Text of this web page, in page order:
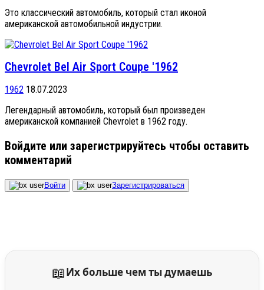
Это классический автомобиль, который стал иконой
американской автомобильной индустрии.
Chevrolet Bel Air Sport Coupe '1962
1962 18.07.2023
Легендарный автомобиль, который был произведен
американской компанией Chevrolet в 1962 году.
Войдите или зарегистрируйтесь чтобы оставить
комментарий
Войти Зарегистрироваться
📖Их больше чем ты думаешь